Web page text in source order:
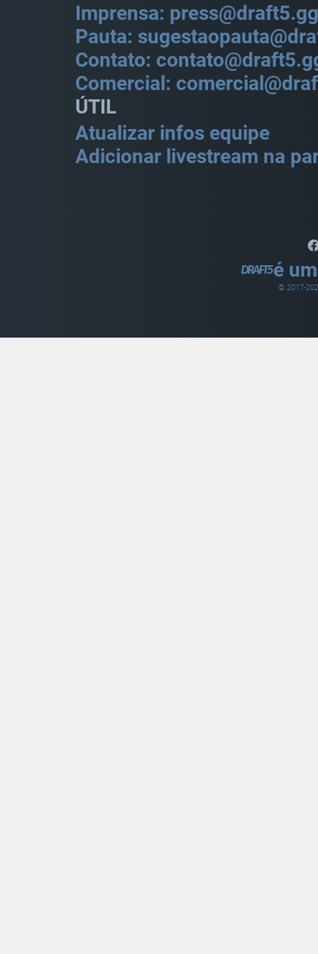
Imprensa: press@draft5.gg
Pauta:
Contato:
Comercial:
ÚTIL
Atualizar infos equipe
Adicionar livestream na
é
© 2017-